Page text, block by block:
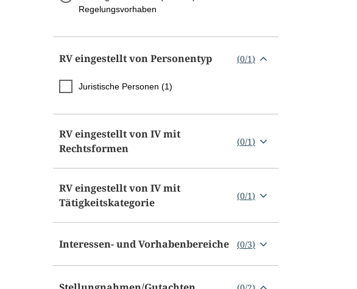
Regelungsvorhaben
RV eingestellt von Personentyp (0/1)
Juristische Personen (1)
RV eingestellt von IV mit
Rechtsformen
(0/1)
RV eingestellt von IV mit
Tätigkeitskategorie
(0/1)
Interessen- und Vorhabenbereiche (0/3)